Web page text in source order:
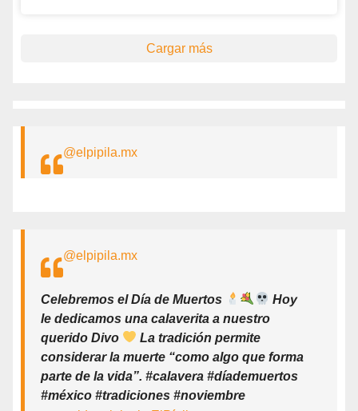
Cargar más
@elpipila.mx
@elpipila.mx
Celebremos el Día de Muertos
Hoy
le dedicamos una calaverita a nuestro
querido Divo
La tradición permite
considerar la muerte “como algo que forma
parte de la vida”. #calavera #díademuertos
#méxico #tradiciones #noviembre